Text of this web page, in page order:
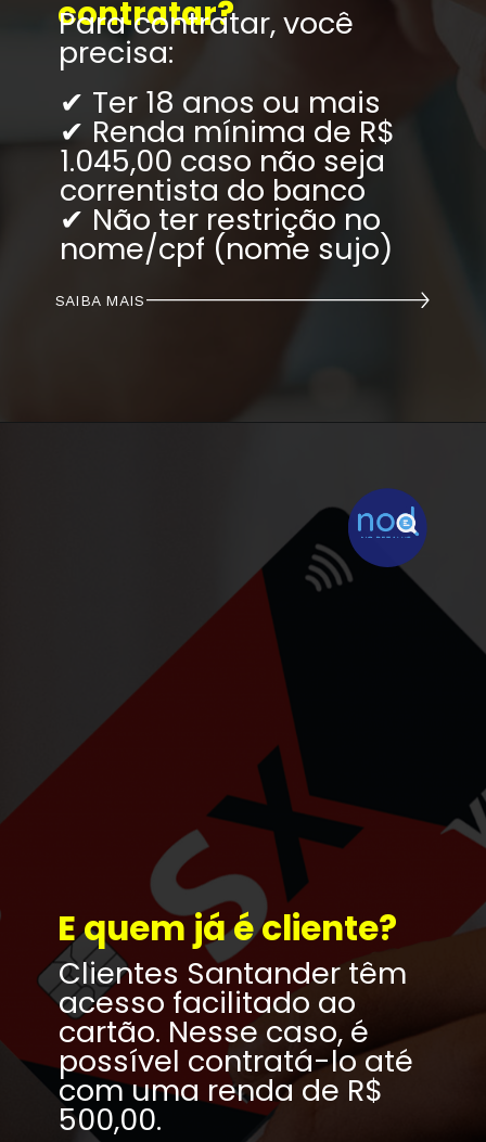
contratar?
SAIBA MAIS
Para contratar, você
precisa:
✔ Ter 18 anos ou mais
✔ Renda mínima de R$
1.045,00 caso não seja
correntista do banco
✔ Não ter restrição no
nome/cpf (nome sujo)
E quem já é cliente?
Clientes Santander têm
acesso facilitado ao
cartão. Nesse caso, é
possível contratá-lo até
com uma renda de R$
500,00.